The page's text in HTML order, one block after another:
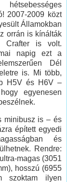
2007-2009 közt
Államokban
orrán is kínálták
Crafter is volt.
napig ezt a
Dél
is. Mi több,
H5V és H6V –
egyenesen
minibusz is – és
épített egyedi
és
Rendre:
magas (3051
hosszú (6955
szoktam ilyen